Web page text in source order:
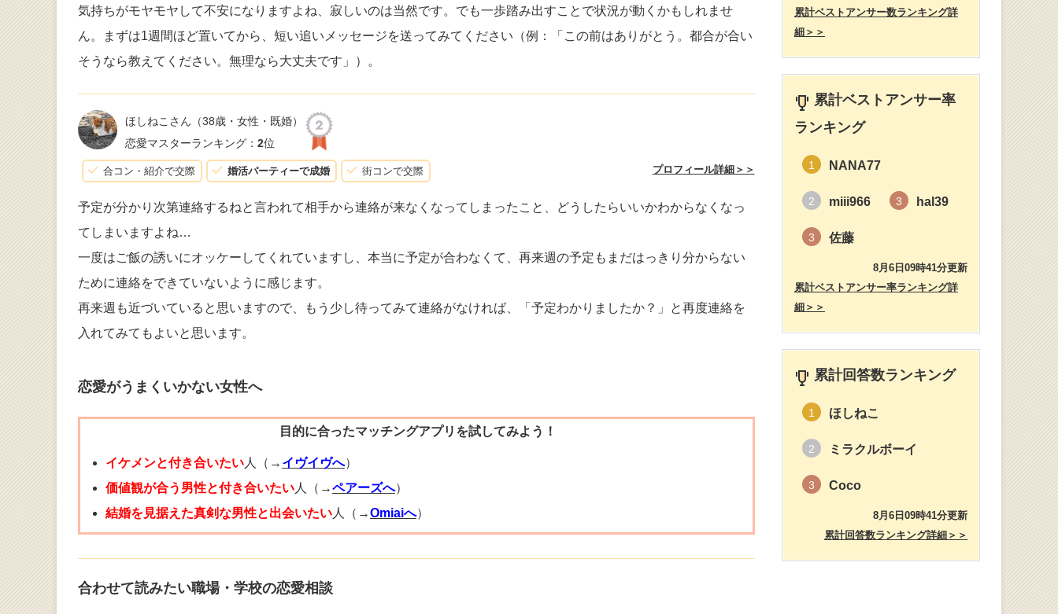
気持ちがモヤモヤして不安になりますよね、寂しいのは当然です。でも一歩踏み出すことで状況が動くかもしれませ
ん。まずは1週間ほど置いてから、短い追いメッセージを送ってみてください（例：「この前はありがとう。都合が合い
そうなら教えてください。無理なら大丈夫です」）。
ほしねこさん （38歳・女性・既婚）
恋愛マスターランキング： 2位
合コン・紹介で交際 婚活パーティーで成婚 街コンで交際 プロフィール詳細＞＞
予定が分かり次第連絡するねと言われて相手から連絡が来なくなってしまったこと、どうしたらいいかわからなくなっ
てしまいますよね…
一度はご飯の誘いにオッケーしてくれていますし、本当に予定が合わなくて、再来週の予定もまだはっきり分からない
ために連絡をできていないように感じます。
再来週も近づいていると思いますので、もう少し待ってみて連絡がなければ、「予定わかりましたか？」と再度連絡を
入れてみてもよいと思います。
恋愛がうまくいかない女性へ
目的に合ったマッチングアプリを試してみよう！
イケメンと付き合いたい人（→ イヴイヴへ）
価値観が合う男性と付き合いたい人（→ペアーズへ）
結婚を見据えた真剣な男性と出会いたい人（→Omiaiへ）
合わせて読みたい職場・学校の恋愛相談
累計ベストアンサー数ランキング詳
細＞＞
累計ベストアンサー率
ランキング
1 NANA77
2 miii966 3 hal39
3 佐藤
8月6日09時41分更新
累計ベストアンサー率ランキング詳
細＞＞
累計回答数ランキング
1 ほしねこ
2 ミラクルボーイ
3 Coco
8月6日09時41分更新
累計回答数ランキング詳細＞＞